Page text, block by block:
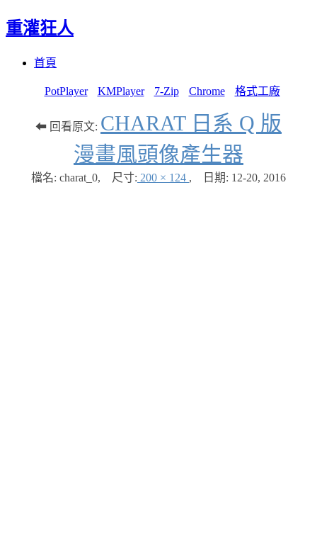
重灌狂人
首頁
PotPlayer KMPlayer 7-Zip Chrome 格式工廠
⬅ 回看原文: CHARAT 日系 Q 版
漫畫風頭像產生器
檔名: charat_0, 尺寸: 200 × 124 , 日期: 12-20, 2016